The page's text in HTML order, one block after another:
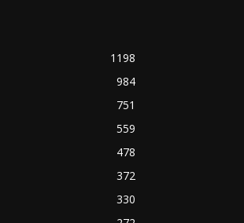
1198
984
751
559
478
372
330